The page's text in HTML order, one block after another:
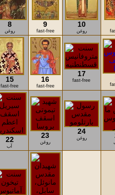
8
روغن
9
fast-free
10
روغن
15
fast-free
16
fast-free
17
fast-free
22
آب
23
روغن
24
روغن